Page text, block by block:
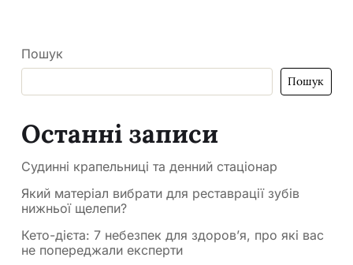
Пошук
Пошук
Останні записи
Судинні крапельниці та денний стаціонар
Який матеріал вибрати для реставрації зубів
нижньої щелепи?
Кето-дієта: 7 небезпек для здоров’я, про які вас
не попереджали експерти